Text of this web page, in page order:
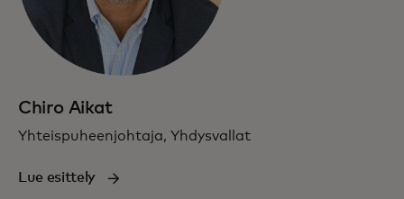
Chiro Aikat
Yhteispuheenjohtaja, Yhdysvallat
Lue esittely